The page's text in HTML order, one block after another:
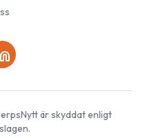
är skyddat enligt